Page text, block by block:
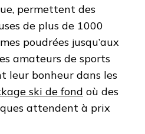
permettent des
de plus de 1000
poudrées jusqu’aux
amateurs de sports
leur bonheur dans les
ski de fond où des
attendent à prix